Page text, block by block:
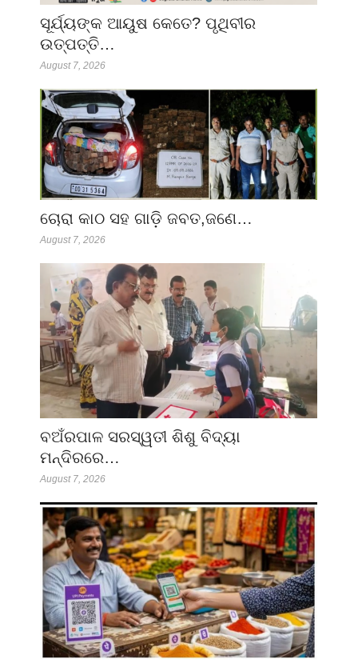
ସୂର୍ଯ୍ୟଙ୍କ ଆୟୁଷ କେତେ? ପୃଥିବୀର
ଉତ୍ପତ୍ତି…
August 7, 2026
ଚୋରା କାଠ ସହ ଗାଡ଼ି ଜବତ,ଜଣେ…
August 7, 2026
ବଅଁରପାଳ ସରସ୍ୱତୀ ଶିଶୁ ବିଦ୍ୟା
ମନ୍ଦିରରେ…
August 7, 2026